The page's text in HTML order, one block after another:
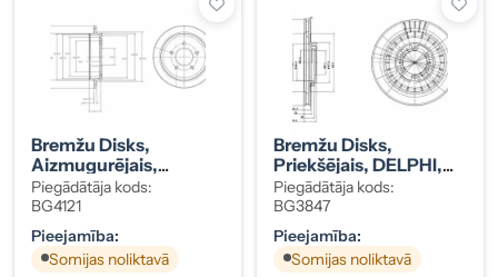
Bremžu Disks,
Aizmugurējais,
DELPHI, FORD
MAVERICK / MAZDA
TRIBUTE 4513092
Piegādātāja kods:
BG4121
Pieejamība:
Somijas noliktavā
Bremžu Disks,
Priekšējais, DELPHI,
MITSUBISHI
CHALLENGER, L200,
JERO MB699716
Piegādātāja kods:
BG3847
Pieejamība:
Somijas noliktavā